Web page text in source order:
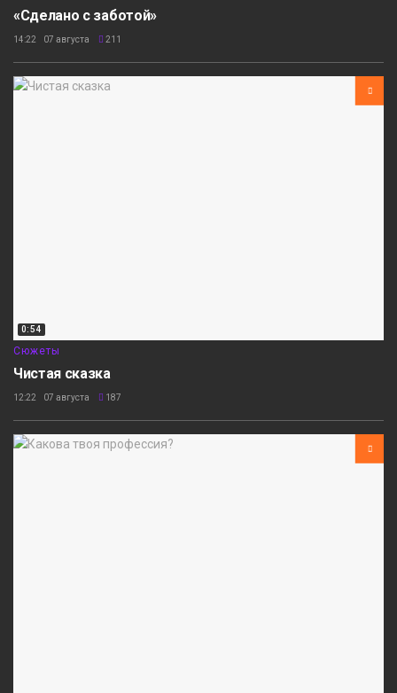
«Сделано с заботой»
14:22 07 августа 211
0:54
Сюжеты
Чистая сказка
12:22 07 августа 187